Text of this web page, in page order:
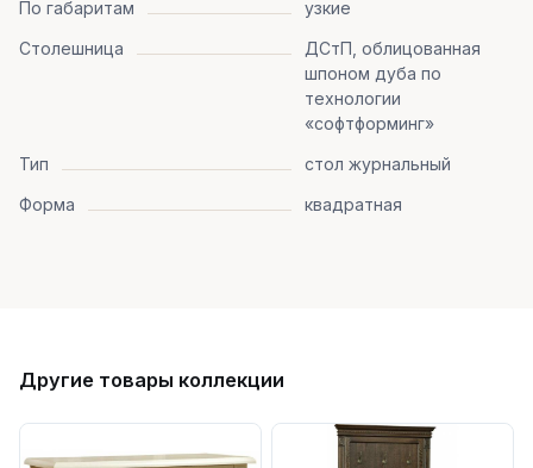
По габаритам
узкие
Столешница
ДСтП, облицованная
шпоном дуба по
технологии
«софтформинг»
Тип
стол журнальный
Форма
квадратная
Другие товары коллекции